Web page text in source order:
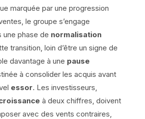
marquée par une progression
le groupe s’engage
une phase de normalisation
transition, loin d’être un signe de
davantage à une pause
à consolider les acquis avant
essor. Les investisseurs,
à deux chiffres, doivent
avec des vents contraires,